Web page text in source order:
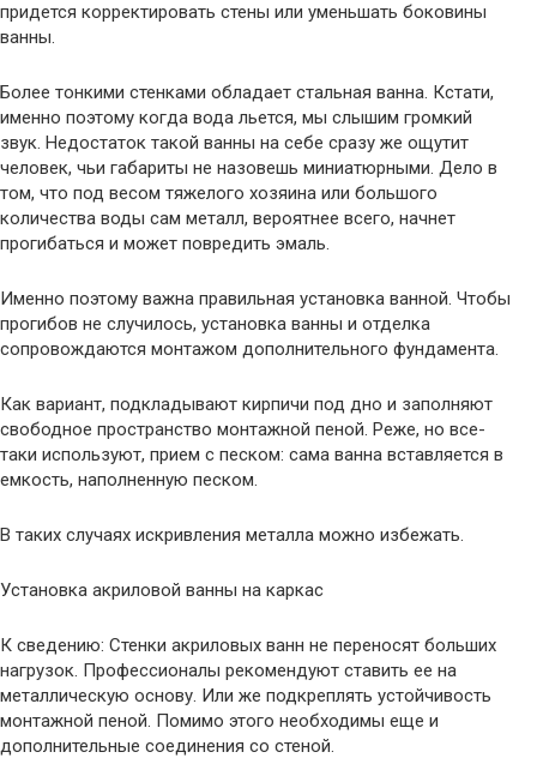
придется корректировать стены или уменьшать боковины
ванны.
Более тонкими стенками обладает стальная ванна. Кстати,
именно поэтому когда вода льется, мы слышим громкий
звук. Недостаток такой ванны на себе сразу же ощутит
человек, чьи габариты не назовешь миниатюрными. Дело в
том, что под весом тяжелого хозяина или большого
количества воды сам металл, вероятнее всего, начнет
прогибаться и может повредить эмаль.
Именно поэтому важна правильная установка ванной. Чтобы
прогибов не случилось, установка ванны и отделка
сопровождаются монтажом дополнительного фундамента.
Как вариант, подкладывают кирпичи под дно и заполняют
свободное пространство монтажной пеной. Реже, но все-
таки используют, прием с песком: сама ванна вставляется в
емкость, наполненную песком.
В таких случаях искривления металла можно избежать.
Установка акриловой ванны на каркас
К сведению: Стенки акриловых ванн не переносят больших
нагрузок. Профессионалы рекомендуют ставить ее на
металлическую основу. Или же подкреплять устойчивость
монтажной пеной. Помимо этого необходимы еще и
дополнительные соединения со стеной.